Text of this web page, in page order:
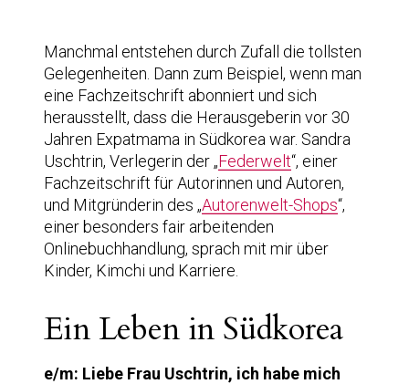
Manchmal entstehen durch Zufall die tollsten
Gelegenheiten. Dann zum Beispiel, wenn man
eine Fachzeitschrift abonniert und sich
herausstellt, dass die Herausgeberin vor 30
Jahren Expatmama in Südkorea war. Sandra
Uschtrin, Verlegerin der „Federwelt“, einer
Fachzeitschrift für Autorinnen und Autoren,
und Mitgründerin des „Autorenwelt-Shops“,
einer besonders fair arbeitenden
Onlinebuchhandlung, sprach mit mir über
Kinder, Kimchi und Karriere.
Ein Leben in Südkorea
e/m: Liebe Frau Uschtrin, ich habe mich